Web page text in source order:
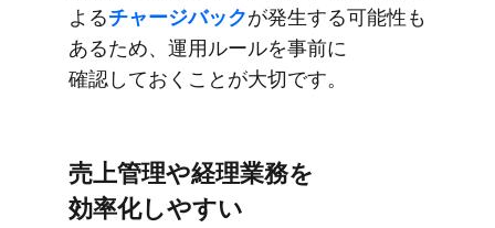
よる​チャージバックが​発生する​可能性も​
ある​ため、​運用ルールを​事前に​
確認しておく​ことが​大切です。
売上管理や​経理業務を​
効率化しやすい